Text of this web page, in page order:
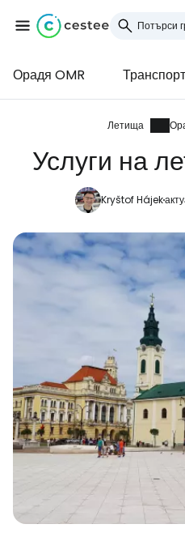
Орадя OMR Транспорт
Летища
Услуги на
Kryštof Hájek
Влезте в
... световната общност